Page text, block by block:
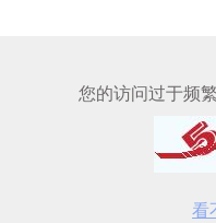
您的访问过于频
看